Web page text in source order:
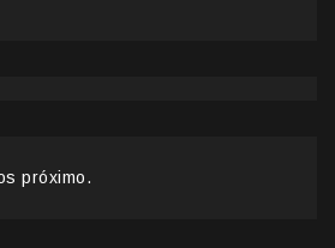
próximo.